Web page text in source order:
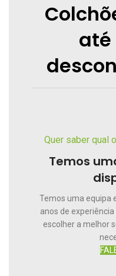
até
Quer saber qual
Temos
Temos uma equipa
anos de
escolher a melhor